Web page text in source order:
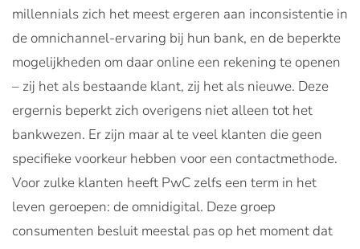
millennials zich het meest ergeren aan inconsistentie in
de omnichannel-ervaring bij hun bank, en de beperkte
mogelijkheden om daar online een rekening te openen
– zij het als bestaande klant, zij het als nieuwe. Deze
ergernis beperkt zich overigens niet alleen tot het
bankwezen. Er zijn maar al te veel klanten die geen
specifieke voorkeur hebben voor een contactmethode.
Voor zulke klanten heeft PwC zelfs een term in het
leven geroepen: de omnidigital. Deze groep
consumenten besluit meestal pas op het moment dat